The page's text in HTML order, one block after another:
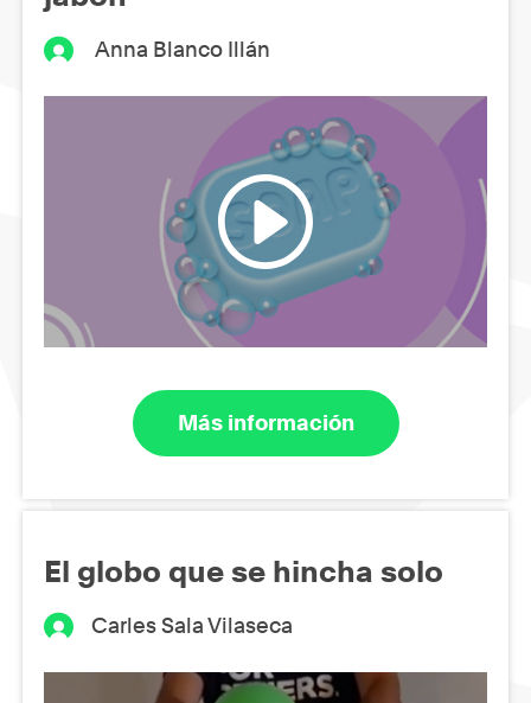
Anna Blanco Illán
Más información
El globo que se hincha solo
Carles Sala Vilaseca